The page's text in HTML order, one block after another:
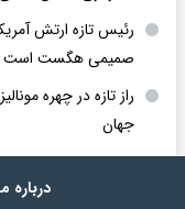
رئیس تازه ارتش
صمیمی هگست است |
راز تازه در چهره
جهان
درباره